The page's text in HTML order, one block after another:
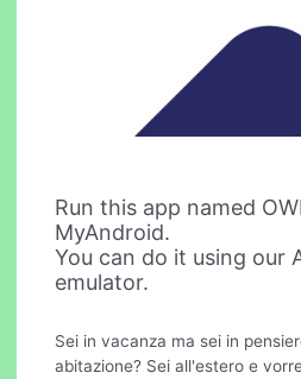
Run this app named
MyAndroid.
You can do it using our
emulator.
Sei in vacanza ma sei in
abitazione? Sei all'estero e